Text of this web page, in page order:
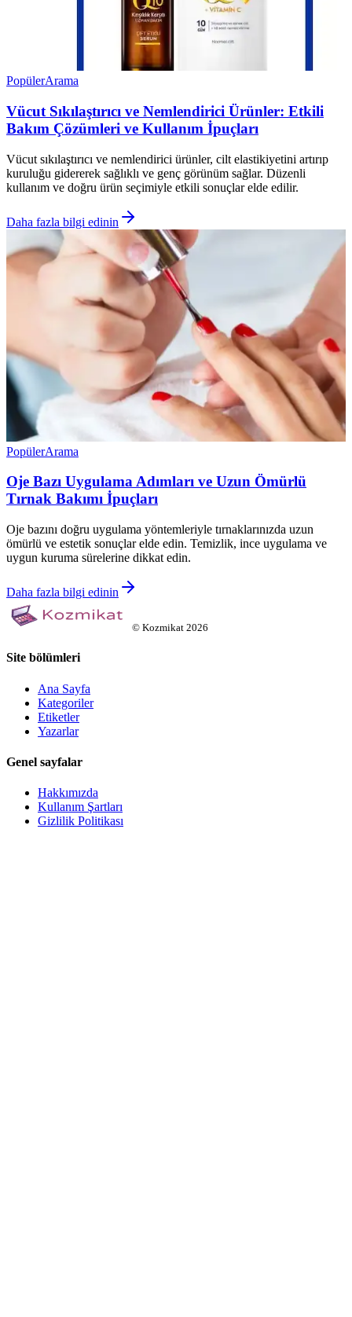
PopülerArama
Vücut Sıkılaştırıcı ve Nemlendirici Ürünler: Etkili
Bakım Çözümleri ve Kullanım İpuçları
Vücut sıkılaştırıcı ve nemlendirici ürünler, cilt elastikiyetini artırıp
kuruluğu gidererek sağlıklı ve genç görünüm sağlar. Düzenli
kullanım ve doğru ürün seçimiyle etkili sonuçlar elde edilir.
Daha fazla bilgi edinin
PopülerArama
Oje Bazı Uygulama Adımları ve Uzun Ömürlü
Tırnak Bakımı İpuçları
Oje bazını doğru uygulama yöntemleriyle tırnaklarınızda uzun
ömürlü ve estetik sonuçlar elde edin. Temizlik, ince uygulama ve
uygun kuruma sürelerine dikkat edin.
Daha fazla bilgi edinin
© Kozmikat 2026
Site bölümleri
Ana Sayfa
Kategoriler
Etiketler
Yazarlar
Genel sayfalar
Hakkımızda
Kullanım Şartları
Gizlilik Politikası